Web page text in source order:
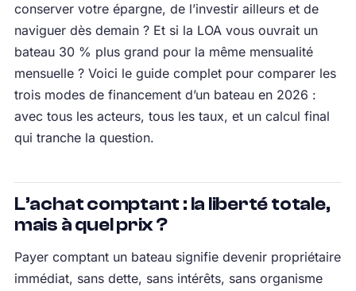
conserver votre épargne, de l’investir ailleurs et de
naviguer dès demain ? Et si la LOA vous ouvrait un
bateau 30 % plus grand pour la même mensualité
mensuelle ? Voici le guide complet pour comparer les
trois modes de financement d’un bateau en 2026 :
avec tous les acteurs, tous les taux, et un calcul final
qui tranche la question.
L’achat comptant : la liberté totale,
mais à quel prix ?
Payer comptant un bateau signifie devenir propriétaire
immédiat, sans dette, sans intérêts, sans organisme